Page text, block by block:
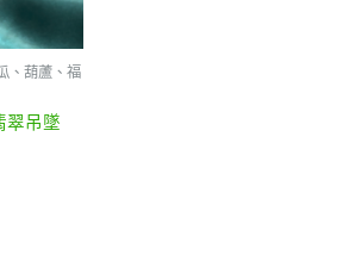
、葫蘆、福
翠吊墜